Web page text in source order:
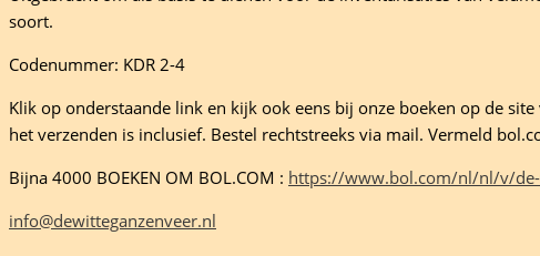
soort.
Codenummer: KDR 2-4
Klik op onderstaande link en kijk ook eens bij onze boeken op de
het verzenden is inclusief. Bestel rechtstreeks via mail. Vermeld
Bijna 4000 BOEKEN OM BOL.COM : https://www.bol.com/nl/nl/v/
info@dewitteganzenveer.nl